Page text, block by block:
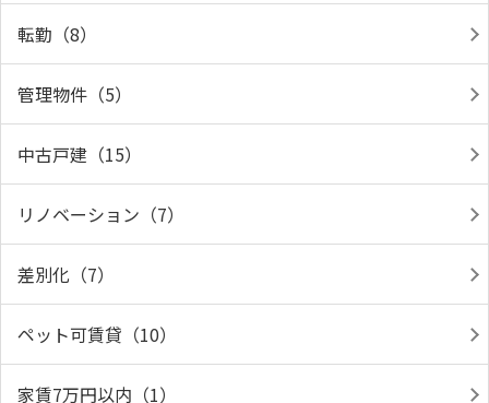
転勤（8）
管理物件（5）
中古戸建（15）
リノベーション（7）
差別化（7）
ペット可賃貸（10）
家賃7万円以内（1）